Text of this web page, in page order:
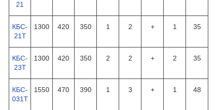
21
КБС-
21Т
1300 420 350 1 2 + 1 35
КБС-
23Т
1300 420 350 2 2 + 2 35
КБС-
031Т
1550 470 390 1 3 + 1 48